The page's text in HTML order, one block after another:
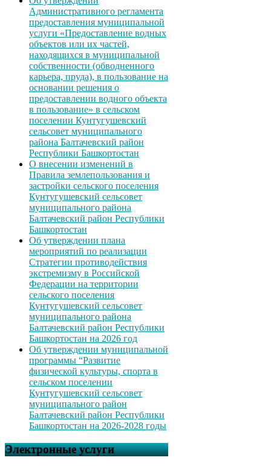
Административного регламента
предоставления муниципальной
услуги «Предоставление водных
объектов или их частей,
находящихся в муниципальной
собственности (обводненного
карьера, пруда), в пользование на
основании решения о
предоставлении водного объекта
в пользование» в сельском
поселении Кунтугушевский
сельсовет муниципального
района Балтачевский район
Республики Башкортостан
О внесении изменений в
Правила землепользования и
застройки сельского поселения
Кунтугушевский сельсовет
муниципального района
Балтачевский район Республики
Башкортостан
Об утверждении плана
мероприятий по реализации
Стратегии противодействия
экстремизму в Российской
Федерации на территории
сельского поселения
Кунтугушевский сельсовет
муниципального района
Балтачевский район Республики
Башкортостан на 2026 год
Об утверждении муниципальной
программы “Развитие
физической культуры, спорта в
сельском поселении
Кунтугушевский сельсовет
муниципального район
Балтачевский район Республики
Башкортостан на 2026-2028 годы
Электронные услуги